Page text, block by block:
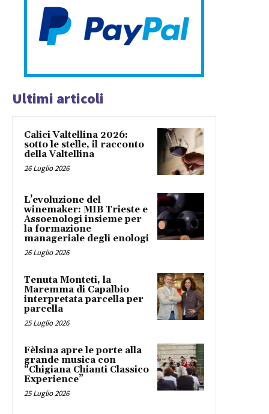
Ultimi articoli
Calici Valtellina 2026:
sotto le stelle, il racconto
della Valtellina
26 Luglio 2026
L’evoluzione del
winemaker: MIB Trieste e
Assoenologi insieme per
la formazione
manageriale degli enologi
26 Luglio 2026
Tenuta Monteti, la
Maremma di Capalbio
interpretata parcella per
parcella
25 Luglio 2026
Fèlsina apre le porte alla
grande musica con
“Chigiana Chianti Classico
Experience”
25 Luglio 2026